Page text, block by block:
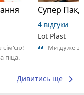
сім'єю!
піца.
Супер Пак,
4 відгуки
Lot Plast
Ми дуже
Дивитись ще keyboard_arrow_right